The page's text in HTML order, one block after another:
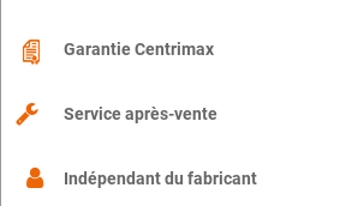
Garantie Centrimax
Service après-vente
Indépendant du fabricant